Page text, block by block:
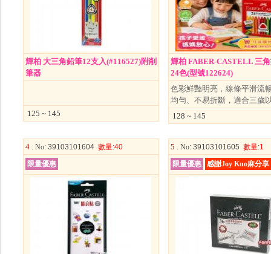
輝柏 大三角鉛筆12支入(#116527)附削
筆器
125 ~ 145
輝柏 FABER-CASTELL 三
24色(型號122624)
色彩鮮豔明亮，線條平滑流
均勻、不易折斷，適合三歲
128 ~ 145
4 . No: 39103101604 數量:40
限量優惠
5 . No: 39103101605 數量:1
限量優惠
感謝Joy Kuo麻分享